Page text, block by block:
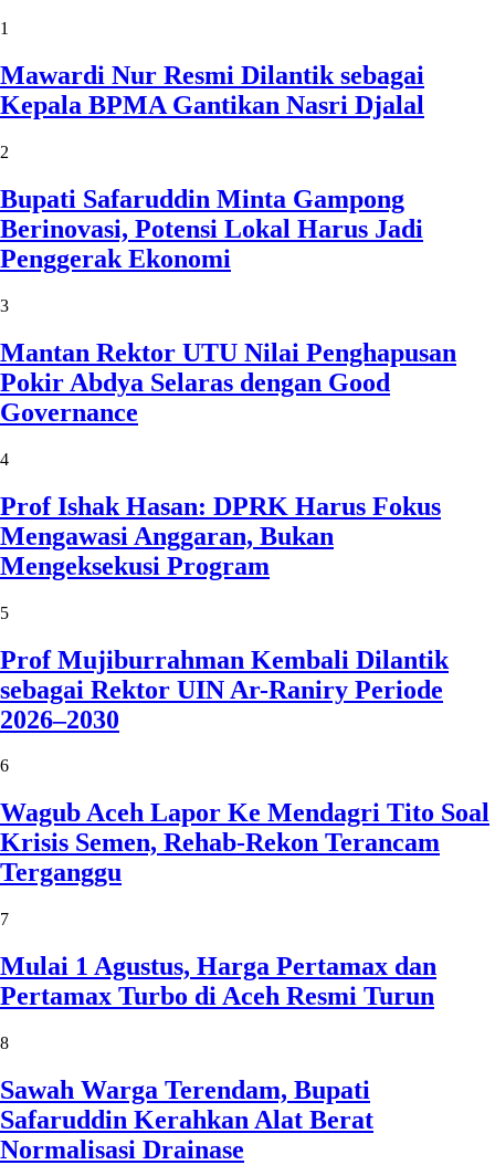
1
Mawardi Nur Resmi Dilantik sebagai
Kepala BPMA Gantikan Nasri Djalal
2
Bupati Safaruddin Minta Gampong
Berinovasi, Potensi Lokal Harus Jadi
Penggerak Ekonomi
3
Mantan Rektor UTU Nilai Penghapusan
Pokir Abdya Selaras dengan Good
Governance
4
Prof Ishak Hasan: DPRK Harus Fokus
Mengawasi Anggaran, Bukan
Mengeksekusi Program
5
Prof Mujiburrahman Kembali Dilantik
sebagai Rektor UIN Ar-Raniry Periode
2026–2030
6
Wagub Aceh Lapor Ke Mendagri Tito Soal
Krisis Semen, Rehab-Rekon Terancam
Terganggu
7
Mulai 1 Agustus, Harga Pertamax dan
Pertamax Turbo di Aceh Resmi Turun
8
Sawah Warga Terendam, Bupati
Safaruddin Kerahkan Alat Berat
Normalisasi Drainase